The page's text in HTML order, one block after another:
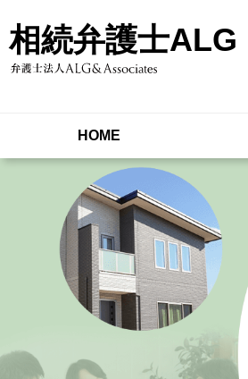
相続弁護士ALG
HOME